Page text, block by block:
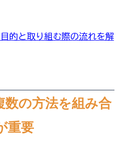
目的と取り組む際の流れを解
数の方法を組み合
重要